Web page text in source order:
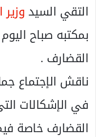
ي
التقي السيد
بمكتبه صباح
القضارف .
ناقش الإجتماع
في الإشكالات
القضارف خاصة